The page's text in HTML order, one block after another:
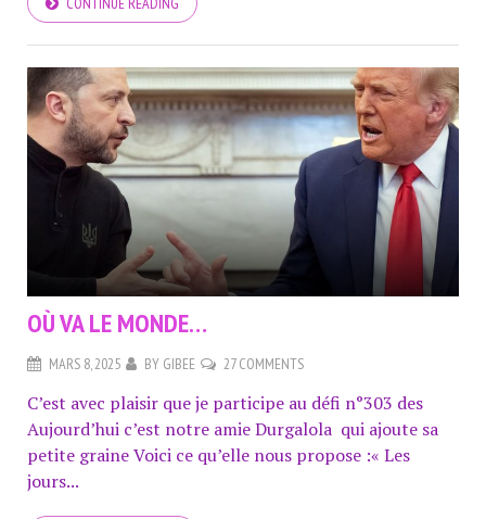
OÙ VA LE MONDE…
MARS 8, 2025 BY GIBEE 27 COMMENTS
C’est avec plaisir que je participe au défi n°303 des
Aujourd’hui c’est notre amie Durgalola qui ajoute sa
petite graine Voici ce qu’elle nous propose :« Les
jours...